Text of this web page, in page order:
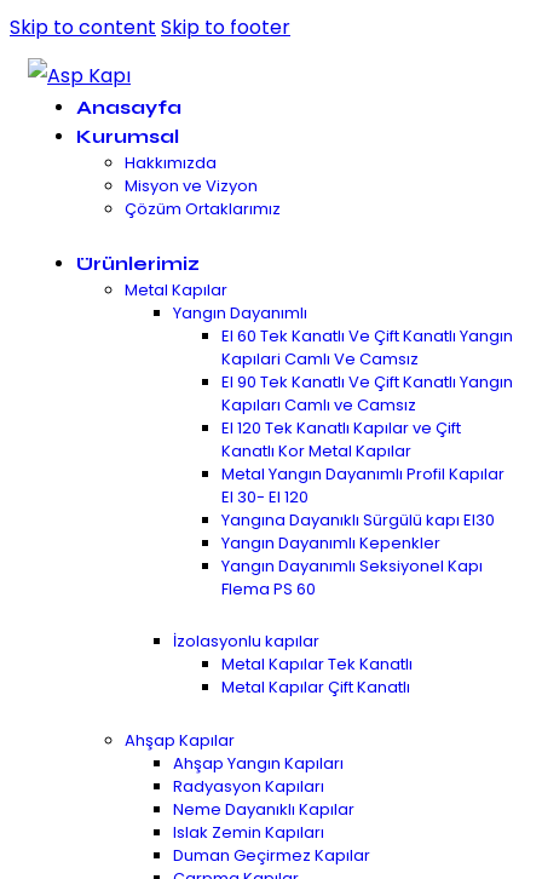
Skip to content Skip to footer
Anasayfa
Kurumsal
Hakkımızda
Misyon ve Vizyon
Çözüm Ortaklarımız
Ürünlerimiz
Metal Kapılar
Yangın Dayanımlı
EI 60 Tek Kanatlı Ve Çift Kanatlı Yangın
Kapılari Camlı Ve Camsız
EI 90 Tek Kanatlı Ve Çift Kanatlı Yangın
Kapıları Camlı ve Camsız
EI 120 Tek Kanatlı Kapılar ve Çift
Kanatlı Kor Metal Kapılar
Metal Yangın Dayanımlı Profil Kapılar
EI 30- EI 120
Yangına Dayanıklı Sürgülü kapı EI30
Yangın Dayanımlı Kepenkler
Yangın Dayanımlı Seksiyonel Kapı
Flema PS 60
İzolasyonlu kapılar
Metal Kapılar Tek Kanatlı
Metal Kapılar Çift Kanatlı
Ahşap Kapılar
Ahşap Yangın Kapıları
Radyasyon Kapıları
Neme Dayanıklı Kapılar
Islak Zemin Kapıları
Duman Geçirmez Kapılar